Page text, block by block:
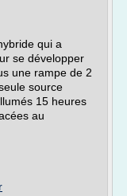
qui a
se développer
une rampe de 2
source
15 heures
au